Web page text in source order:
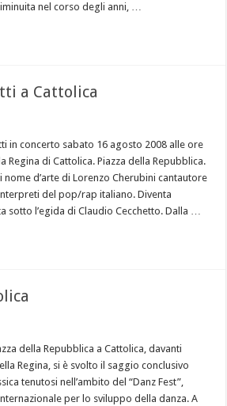
nel corso degli anni, …
a Cattolica
in concerto sabato 16 agosto 2008 alle ore
Regina di Cattolica. Piazza della Repubblica.
nome d’arte di Lorenzo Cherubini cantautore
del pop/rap italiano. Diventa
sotto l’egida di Claudio Cecchetto. Dalla …
della Repubblica a Cattolica, davanti
Regina, si è svolto il saggio conclusivo
tenutosi nell’ambito del “Danz Fest”,
per lo sviluppo della danza. A